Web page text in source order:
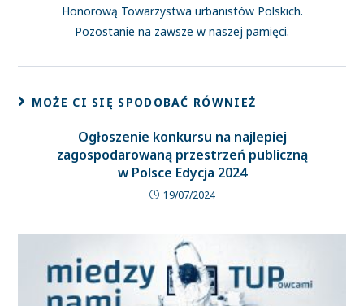
Honorową Towarzystwa urbanistów Polskich.
Pozostanie na zawsze w naszej pamięci.
MOŻE CI SIĘ SPODOBAĆ RÓWNIEŻ
Ogłoszenie konkursu na najlepiej
zagospodarowaną przestrzeń publiczną
w Polsce Edycja 2024
19/07/2024